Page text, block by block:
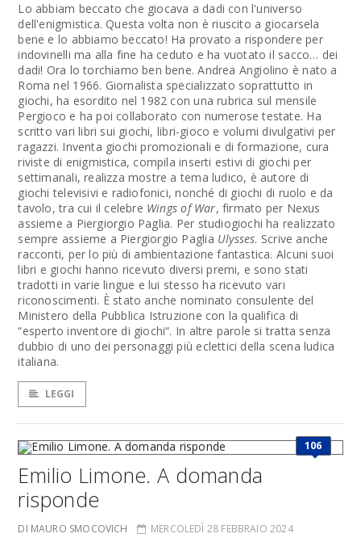
Lo abbiam beccato che giocava a dadi con l'universo
dell'enigmistica. Questa volta non è riuscito a giocarsela
bene e lo abbiamo beccato! Ha provato a rispondere per
indovinelli ma alla fine ha ceduto e ha vuotato il sacco… dei
dadi! Ora lo torchiamo ben bene. Andrea Angiolino è nato a
Roma nel 1966. Giornalista specializzato soprattutto in
giochi, ha esordito nel 1982 con una rubrica sul mensile
Pergioco e ha poi collaborato con numerose testate. Ha
scritto vari libri sui giochi, libri-gioco e volumi divulgativi per
ragazzi. Inventa giochi promozionali e di formazione, cura
riviste di enigmistica, compila inserti estivi di giochi per
settimanali, realizza mostre a tema ludico, è autore di
giochi televisivi e radiofonici, nonché di giochi di ruolo e da
tavolo, tra cui il celebre Wings of War, firmato per Nexus
assieme a Piergiorgio Paglia. Per studiogiochi ha realizzato
sempre assieme a Piergiorgio Paglia Ulysses. Scrive anche
racconti, per lo più di ambientazione fantastica. Alcuni suoi
libri e giochi hanno ricevuto diversi premi, e sono stati
tradotti in varie lingue e lui stesso ha ricevuto vari
riconoscimenti. È stato anche nominato consulente del
Ministero della Pubblica Istruzione con la qualifica di
“esperto inventore di giochi“. In altre parole si tratta senza
dubbio di uno dei personaggi più eclettici della scena ludica
italiana.
LEGGI
106
Emilio Limone. A domanda
risponde
DI MAURO SMOCOVICH MERCOLEDÌ 28 FEBBRAIO 2024